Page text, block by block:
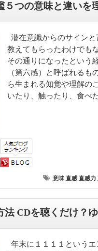
５つの意味と違いを
潜在意識からのサイン
教えてもらったわけでも
その通りになったとい
（第六感）と呼ばれるも
ら生まれる知覚や理解の
いたり、触ったり、食べ
意味 直感 直感力
法 CDを聴くだけ？
年末に１１１１という